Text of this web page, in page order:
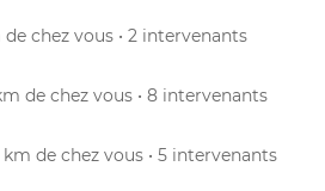
de chez vous • 2 intervenants
de chez vous • 8 intervenants
km de chez vous • 5 intervenants